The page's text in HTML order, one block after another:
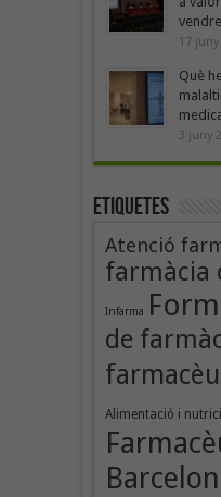
17 juny
Què
3 juny
Etiquetes
Atenció
farmàcia
Infarma
de
Alimentació i